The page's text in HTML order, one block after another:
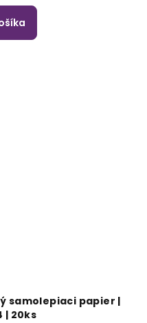
samolepiaci papier |
| 20ks